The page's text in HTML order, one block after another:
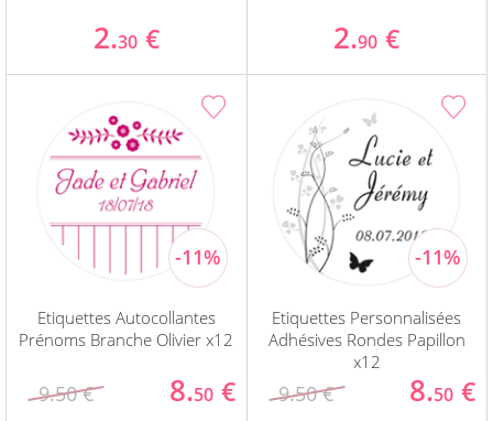
2.30 € 2.90 €
Etiquettes Autocollantes
Prénoms Branche Olivier x12
9.50 € 8.50 €
Etiquettes Personnalisées
Adhésives Rondes Papillon
x12
9.50 € 8.50 €